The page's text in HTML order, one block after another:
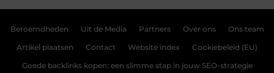
Beroemdheden Uit de Media Partners Over ons Ons team
Artikel plaatsen Contact Website index Cookiebeleid (EU)
Goede backlinks kopen: een slimme stap in jouw SEO-strategie